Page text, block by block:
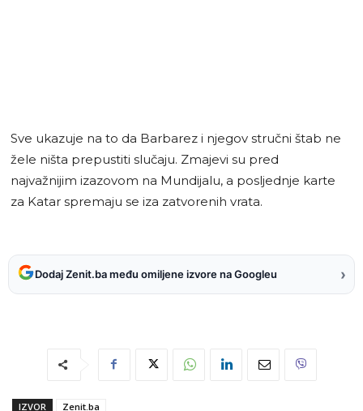
Sve ukazuje na to da Barbarez i njegov stručni štab ne
žele ništa prepustiti slučaju. Zmajevi su pred
najvažnijim izazovom na Mundijalu, a posljednje karte
za Katar spremaju se iza zatvorenih vrata.
Dodaj Zenit.ba među omiljene izvore na Googleu ›
IZVOR
Zenit.ba